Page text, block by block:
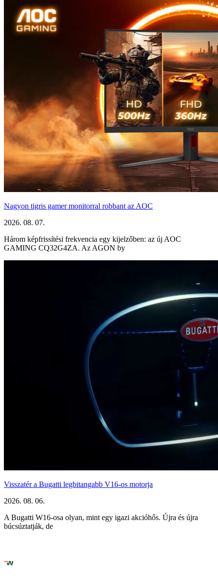
Nagyon tigris gamer monitorral robbant az AOC
2026. 08. 07.
Három képfrissítési frekvencia egy kijelzőben: az új AOC
GAMING CQ32G4ZA. Az AGON by
Visszatér a Bugatti legbitangabb V16-os motorja
2026. 08. 06.
A Bugatti W16-osa olyan, mint egy igazi akcióhős. Újra és újra
búcsúztatják, de